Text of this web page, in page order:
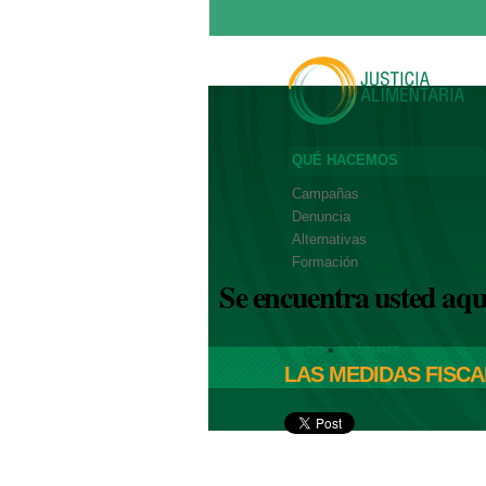
QUÉ HACEMOS
Campañas
Denuncia
Alternativas
Formación
Se encuentra usted
INICIO»INFÓRMATE
LAS MEDIDAS